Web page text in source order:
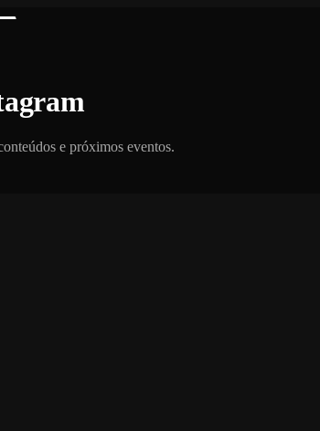
e próximos eventos.